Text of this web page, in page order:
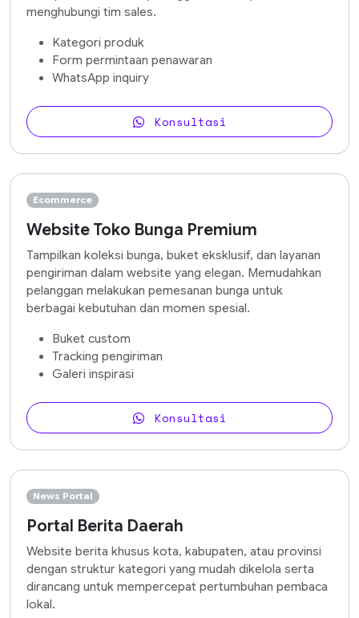
menghubungi tim sales.
Kategori produk
Form permintaan penawaran
WhatsApp inquiry
Konsultasi
Ecommerce
Website Toko Bunga Premium
Tampilkan koleksi bunga, buket eksklusif, dan layanan
pengiriman dalam website yang elegan. Memudahkan
pelanggan melakukan pemesanan bunga untuk
berbagai kebutuhan dan momen spesial.
Buket custom
Tracking pengiriman
Galeri inspirasi
Konsultasi
News Portal
Portal Berita Daerah
Website berita khusus kota, kabupaten, atau provinsi
dengan struktur kategori yang mudah dikelola serta
dirancang untuk mempercepat pertumbuhan pembaca
lokal.